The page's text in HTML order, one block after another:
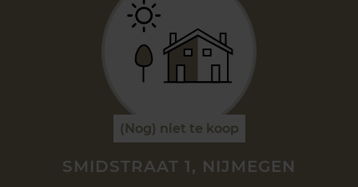
(Nog) niet te koop
SMIDSTRAAT 1, NIJMEGEN